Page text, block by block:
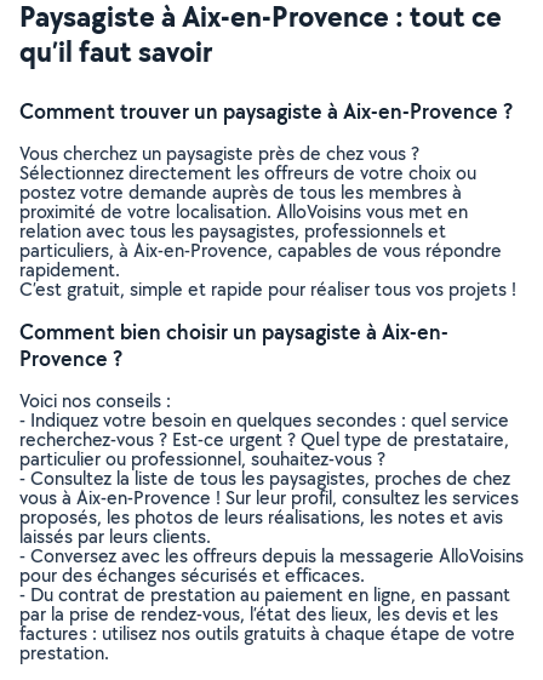
Paysagiste à Aix-en-Provence : tout ce
qu’il faut savoir
Comment trouver un paysagiste à Aix-en-Provence ?
Vous cherchez un paysagiste près de chez vous ?
Sélectionnez directement les offreurs de votre choix ou
postez votre demande auprès de tous les membres à
proximité de votre localisation. AlloVoisins vous met en
relation avec tous les paysagistes, professionnels et
particuliers, à Aix-en-Provence, capables de vous répondre
rapidement.
C’est gratuit, simple et rapide pour réaliser tous vos projets !
Comment bien choisir un paysagiste à Aix-en-
Provence ?
Voici nos conseils :
- Indiquez votre besoin en quelques secondes : quel service
recherchez-vous ? Est-ce urgent ? Quel type de prestataire,
particulier ou professionnel, souhaitez-vous ?
- Consultez la liste de tous les paysagistes, proches de chez
vous à Aix-en-Provence ! Sur leur profil, consultez les services
proposés, les photos de leurs réalisations, les notes et avis
laissés par leurs clients.
- Conversez avec les offreurs depuis la messagerie AlloVoisins
pour des échanges sécurisés et efficaces.
- Du contrat de prestation au paiement en ligne, en passant
par la prise de rendez-vous, l’état des lieux, les devis et les
factures : utilisez nos outils gratuits à chaque étape de votre
prestation.